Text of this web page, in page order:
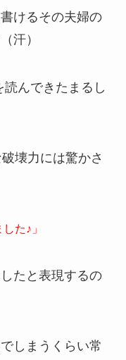
けるその夫婦の
汗）
読んできたまるし
壊力には驚かさ
た♪」
たと表現するの
しまうくらい常